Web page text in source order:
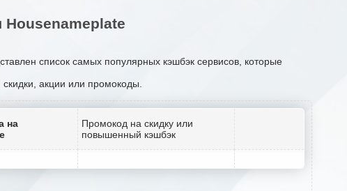
список самых популярных кэшбэк сервисов, которые
акции или промокоды.
на
Промокод на скидку или
повышенный кэшбэк